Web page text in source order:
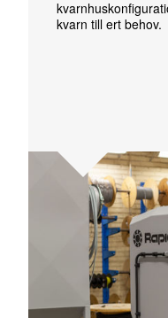
kvarn till ert behov.